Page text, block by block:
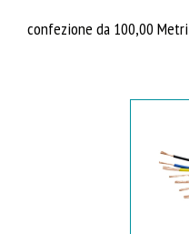
confezione da 100,00 Metri